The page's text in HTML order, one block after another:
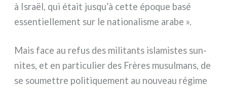
à Israël, qui était jusqu’à cet­te épo­que basé
essen­tiel­le­ment sur le natio­na­li­sme ara­be ».
Mais face au refus des mili­tan­ts isla­mi­stes sun­
ni­tes, et en par­ti­cu­lier des Frères musul­mans, de
se sou­met­tre poli­ti­que­ment au nou­veau régi­me